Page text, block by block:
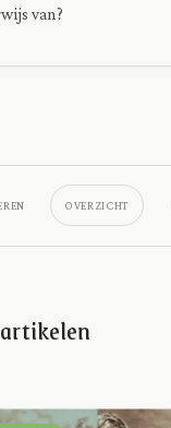
van?
OVERZICHT